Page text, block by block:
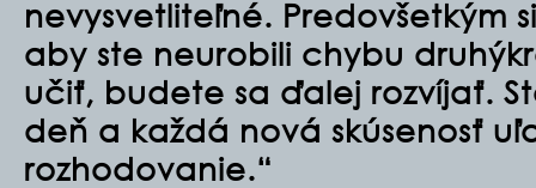
nevysvetliteľné. Predovšetkým
aby ste neurobili chybu
učiť, budete sa ďalej rozvíjať.
deň a každá nová skúsenosť
rozhodovanie.“